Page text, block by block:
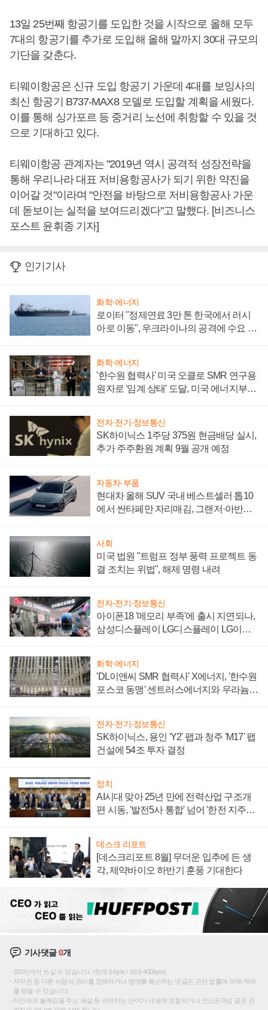
13일 25번째 항공기를 도입한 것을 시작으로 올해 모두
7대의 항공기를 추가로 도입해 올해 말까지 30대 규모의
기단을 갖춘다.
티웨이항공은 신규 도입 항공기 가운데 4대를 보잉사의
최신 항공기 B737-MAX8 모델로 도입할 계획을 세웠다.
이를 통해 싱가포르 등 중거리 노선에 취항할 수 있을 것
으로 기대하고 있다.
티웨이항공 관계자는 "2019년 역시 공격적 성장전략을
통해 우리나라 대표 저비용항공사가 되기 위한 약진을
이어갈 것"이라며 "안전을 바탕으로 저비용항공사 가운
데 돋보이는 실적을 보여드리겠다"고 말했다. [비즈니스
포스트 윤휘종 기자]
인기기사
화학·에너지
로이터 "정제연료 3만 톤 한국에서 러시
아로 이동", 우크라이나의 공격에 수요 늘
화학·에너지
'한수원 협력사' 미국 오클로 SMR 연구용
원자로 '임계 상태' 도달, 미국 에너지부
전자·전기·정보통신
SK하이닉스 1주당 375원 현금배당 실시,
추가 주주환원 계획 9월 공개 예정
자동차·부품
현대차 올해 SUV 국내 베스트셀러 톱10
에서 싼타페만 자리매김, 그랜저·아반떼
사회
미국 법원 "트럼프 정부 풍력 프로젝트 동
결 조치는 위법", 해제 명령 내려
전자·전기·정보통신
아이폰18 '메모리 부족'에 출시 지연되나,
삼성디스플레이 LG디스플레이 LG이노
화학·에너지
'DL이앤씨 SMR 협력사' X에너지, '한수원
포스코 동맹' 센트러스에너지와 우라늄
전자·전기·정보통신
SK하이닉스, 용인 'Y2' 팹과 청주 'M17' 팹
건설에 54조 투자 결정
정치
AI시대 맞아 25년 만에 전력산업 구조개
편 시동, '발전5사 통합' 넘어 '한전 지주사'
데스크 리포트
[데스크리포트 8월] 무더운 입추에 든 생
각, 제약바이오 하반기 훈풍 기대한다
기사댓글0개
200자까지 쓰실 수 있습니다. (현재 0 byte / 최대 400byte)
저작권 등 다른 사람의 권리를 침해하거나 명예를 훼손하는 댓글은 관련 법률에 의해 제재
를 받을 수 있습니다.
타인에게 불쾌감을 주는 욕설 등 비하하는 단어가 내용에 포함되거나 인신공격성 글은 관